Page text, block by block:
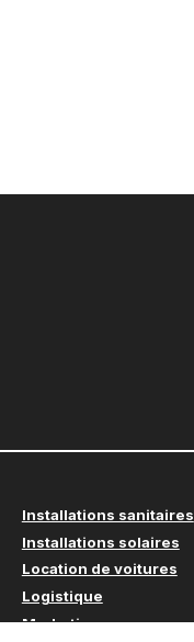
Installations sanitaires
Installations solaires
Location de voitures
Logistique
Marketing